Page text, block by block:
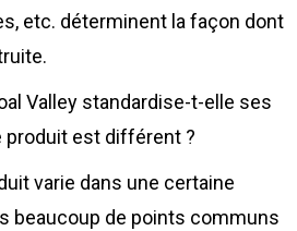
etc. déterminent la façon dont
Valley standardise-t-elle ses
est différent ?
varie dans une certaine
beaucoup de points communs